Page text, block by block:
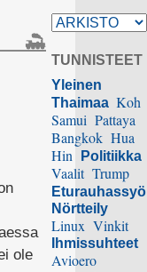
ole
TUNNISTEET
Yleinen
Thaimaa Koh
Samui Pattaya
Bangkok Hua
Hin
Politiikka
Vaalit Trump
Nörtteily
Linux Vinkit
Ihmissuhteet
Avioero